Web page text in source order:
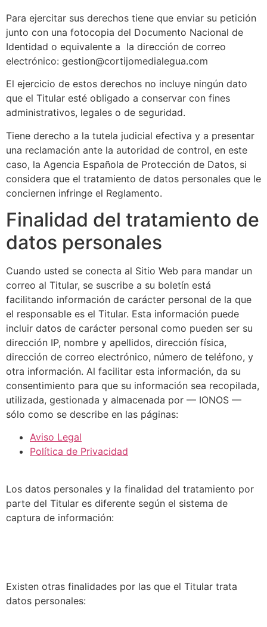
Para ejercitar sus derechos tiene que enviar su petición
junto con una fotocopia del Documento Nacional de
Identidad o equivalente a la dirección de correo
electrónico: gestion@cortijomedialegua.com
El ejercicio de estos derechos no incluye ningún dato
que el Titular esté obligado a conservar con fines
administrativos, legales o de seguridad.
Tiene derecho a la tutela judicial efectiva y a presentar
una reclamación ante la autoridad de control, en este
caso, la Agencia Española de Protección de Datos, si
considera que el tratamiento de datos personales que le
conciernen infringe el Reglamento.
Finalidad del tratamiento de
datos personales
Cuando usted se conecta al Sitio Web para mandar un
correo al Titular, se suscribe a su boletín está
facilitando información de carácter personal de la que
el responsable es el Titular. Esta información puede
incluir datos de carácter personal como pueden ser su
dirección IP, nombre y apellidos, dirección física,
dirección de correo electrónico, número de teléfono, y
otra información. Al facilitar esta información, da su
consentimiento para que su información sea recopilada,
utilizada, gestionada y almacenada por — IONOS —
sólo como se describe en las páginas:
Aviso Legal
Política de Privacidad
Los datos personales y la finalidad del tratamiento por
parte del Titular es diferente según el sistema de
captura de información:
Existen otras finalidades por las que el Titular trata
datos personales: